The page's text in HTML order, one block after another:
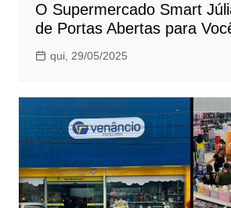
O Supermercado Smart
de Portas Abertas para
qui, 29/05/2025